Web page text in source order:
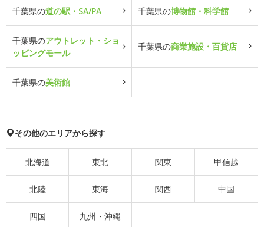
千葉県の道の駅・SA/PA 千葉県の博物館・科学館
千葉県のアウトレット・ショ
ッピングモール
千葉県の商業施設・百貨店
千葉県の美術館
その他のエリアから探す
北海道 東北 関東 甲信越
北陸 東海 関西 中国
四国 九州・沖縄